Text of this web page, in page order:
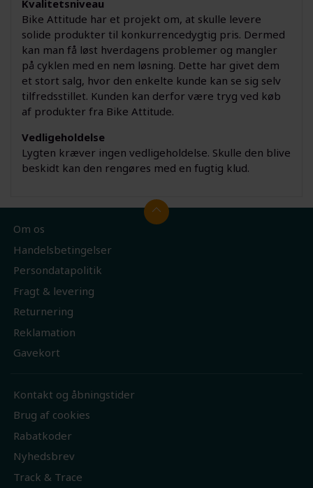
Kvalitetsniveau
Bike Attitude har et projekt om, at skulle levere
solide produkter til konkurrencedygtig pris. Dermed
kan man få løst hverdagens problemer og mangler
på cyklen med en nem løsning. Dette har givet dem
et stort salg, hvor den enkelte kunde kan se sig selv
tilfredsstillet. Kunden kan derfor være tryg ved køb
af produkter fra Bike Attitude.
Vedligeholdelse
Lygten kræver ingen vedligeholdelse. Skulle den blive
beskidt kan den rengøres med en fugtig klud.
Om os
Handelsbetingelser
Persondatapolitik
Fragt & levering
Returnering
Reklamation
Gavekort
Kontakt og åbningstider
Brug af cookies
Rabatkoder
Nyhedsbrev
Track & Trace